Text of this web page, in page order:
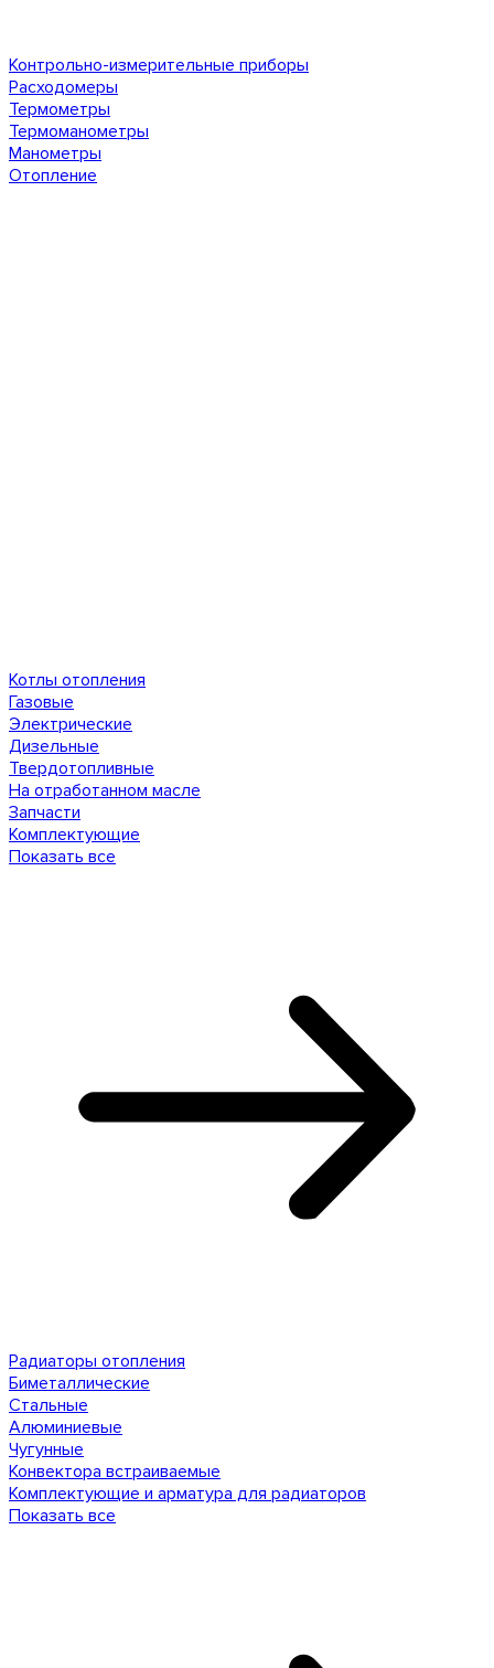
Контрольно-измерительные приборы
Расходомеры
Термометры
Термоманометры
Манометры
Отопление
Котлы отопления
Газовые
Электрические
Дизельные
Твердотопливные
На отработанном масле
Запчасти
Комплектующие
Показать все
Радиаторы отопления
Биметаллические
Стальные
Алюминиевые
Чугунные
Конвектора встраиваемые
Комплектующие и арматура для радиаторов
Показать все